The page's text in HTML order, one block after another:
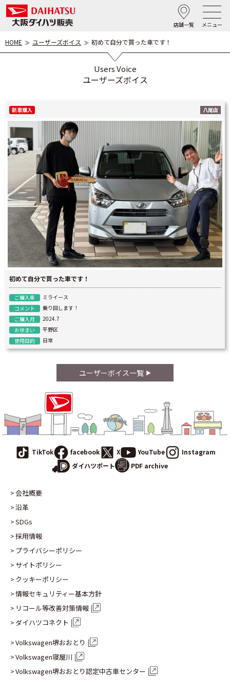
店舗一覧 メニュー
HOME ユーザーズボイス 初めて自分で買った車です！
Users Voice
ユーザーズボイス
新車購入 八尾店
初めて自分で買った車です！
ご購入車
ミライース
コメント
乗り回します！
ご購入月
2024.7
お住まい
平野区
使用目的
日常
ユーザーボイス一覧
TikTok facebook X YouTube
Instagram
ダイハツポート
PDF archive
会社概要
沿革
SDGs
採用情報
プライバシーポリシー
サイトポリシー
クッキーポリシー
情報セキュリティー基本方針
リコール等改善対策情報
ダイハツコネクト
Volkswagen堺おおとり
Volkswagen寝屋川
Volkswagen堺おおとり認定中古車センター